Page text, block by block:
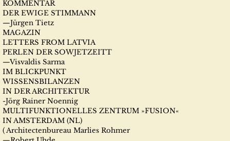
KOMMENTAR
DER EWIGE STIMMANN
—Jürgen Tietz
MAGAZIN
LETTERS FROM LATVIA
PERLEN DER SOWJETZEITT
—Visvaldis Sarma
IM BLICKPUNKT
WISSENSBILANZEN
IN DER ARCHITEKTUR
-Jörg Rainer Noennig
MULTIFUNKTIONELLES ZENTRUM »FUSION«
IN AMSTERDAM (NL)
( Architectenbureau Marlies Rohmer